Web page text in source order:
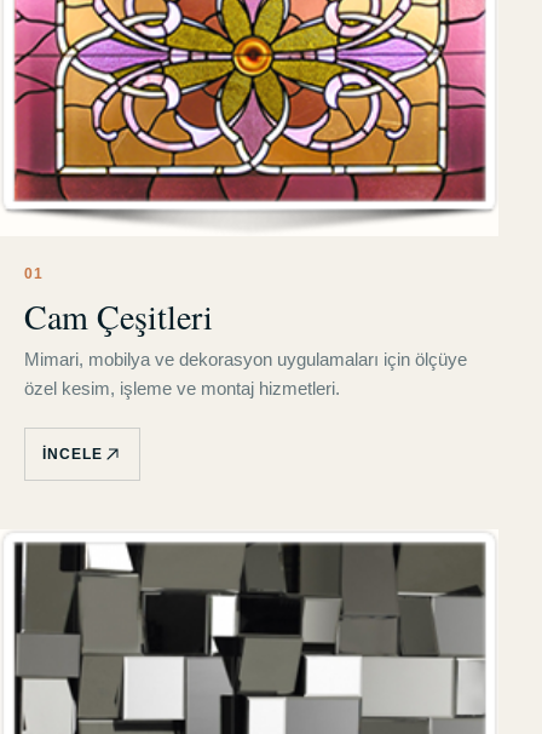
01
Cam Çeşitleri
Mimari, mobilya ve dekorasyon uygulamaları için ölçüye
özel kesim, işleme ve montaj hizmetleri.
İNCELE